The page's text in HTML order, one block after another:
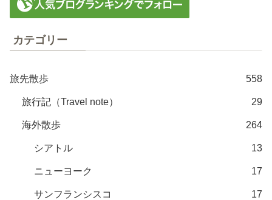
カテゴリー
旅先散歩 558
旅行記（Travel note） 29
海外散歩 264
シアトル 13
ニューヨーク 17
サンフランシスコ 17